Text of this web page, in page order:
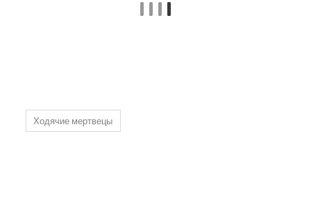
Ходячие мертвецы